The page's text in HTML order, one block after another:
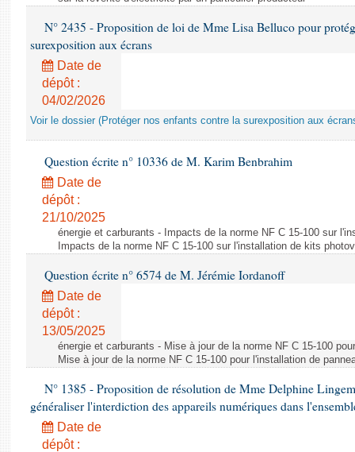
N° 2435 - Proposition de loi de Mme Lisa Belluco pour
surexposition aux écrans
Date de
dépôt :
04/02/2026
Voir le dossier (Protéger nos enfants contre la surexposition aux
Question écrite n° 10336 de M. Karim Benbrahim
Date de
dépôt :
21/10/2025
énergie et carburants - Impacts de la norme NF C 15-100 sur
Impacts de la norme NF C 15-100 sur l'installation de kits
Question écrite n° 6574 de M. Jérémie Iordanoff
Date de
dépôt :
13/05/2025
énergie et carburants - Mise à jour de la norme NF C 15-100
Mise à jour de la norme NF C 15-100 pour l'installation de
N° 1385 - Proposition de résolution de Mme Delphine
généraliser l'interdiction des appareils numériques dans
Date de
dépôt :